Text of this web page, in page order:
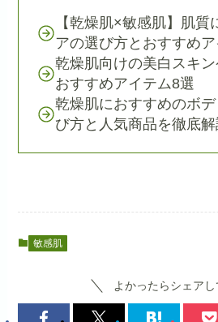
【乾燥肌×敏感肌】肌質
アの選び方とおすすめ
乾燥肌向けの美白スキ
おすすめアイテム8選
乾燥肌におすすめのボ
び方と人気商品を徹底解
敏感肌
よかったらシェアし